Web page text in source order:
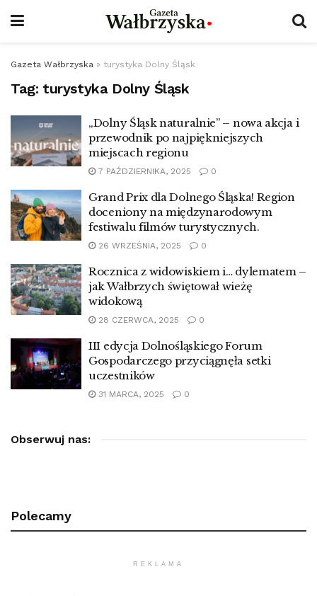
Gazeta Wałbrzyska » turystyka Dolny Śląsk
Tag: turystyka Dolny Śląsk
„Dolny Śląsk naturalnie” – nowa akcja i
przewodnik po najpiękniejszych
miejscach regionu
7 PAŹDZIERNIKA, 2025 0
Grand Prix dla Dolnego Śląska! Region
doceniony na międzynarodowym
festiwalu filmów turystycznych.
26 WRZEŚNIA, 2025 0
Rocznica z widowiskiem i… dylematem –
jak Wałbrzych świętował wieżę
widokową
28 CZERWCA, 2025 0
III edycja Dolnośląskiego Forum
Gospodarczego przyciągnęła setki
uczestników
31 MARCA, 2025 0
Obserwuj nas:
Polecamy
REKLAMA